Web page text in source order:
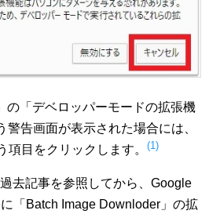
の「デベロッパーモードの拡張機
告画面が表示された場合には、
項目をクリックします。 (1)
去記事を参照してから、Google
「Batch Image Downloder」の拡